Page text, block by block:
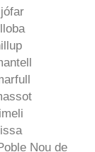
Nou de